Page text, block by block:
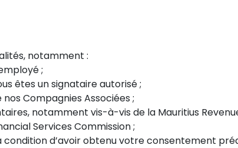
notamment :
;
êtes un signataire autorisé ;
Compagnies Associées ;
notamment vis-à-vis de la Mauritius
Services Commission ;
d’avoir obtenu votre consentement